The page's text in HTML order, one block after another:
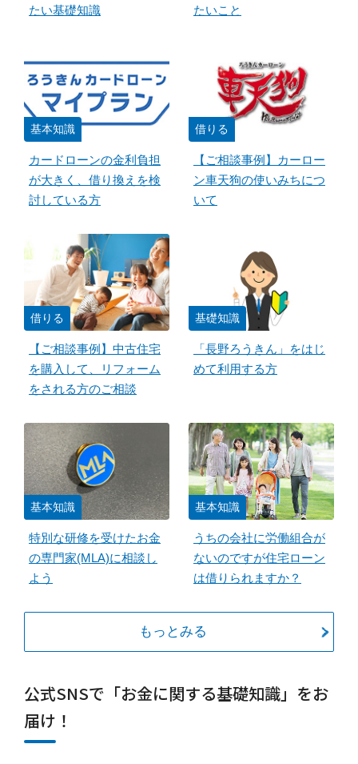
たい基礎知識 たいこと
基本知識
カードローンの金利負担
が大きく、借り換えを検
討している方
借りる
【ご相談事例】カーロー
ン車天狗の使いみちにつ
いて
借りる
【ご相談事例】中古住宅
を購入して、リフォーム
をされる方のご相談
基礎知識
「長野ろうきん」をはじ
めて利用する方
基本知識
特別な研修を受けたお金
の専門家(MLA)に相談し
よう
基本知識
うちの会社に労働組合が
ないのですが住宅ローン
は借りられますか？
もっとみる
公式SNSで「お金に関する基礎知識」をお
届け！